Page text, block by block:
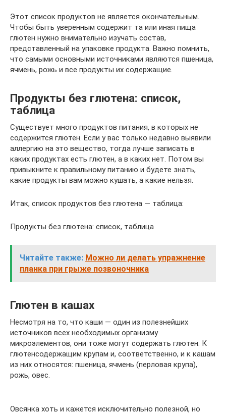
Этот список продуктов не является окончательным.
Чтобы быть уверенным содержит та или иная пища
глютен нужно внимательно изучать состав,
представленный на упаковке продукта. Важно помнить,
что самыми основными источниками являются пшеница,
ячмень, рожь и все продукты их содержащие.
Продукты без глютена: список,
таблица
Существует много продуктов питания, в которых не
содержится глютен. Если у вас только недавно выявили
аллергию на это вещество, тогда лучше записать в
каких продуктах есть глютен, а в каких нет. Потом вы
привыкните к правильному питанию и будете знать,
какие продукты вам можно кушать, а какие нельзя.
Итак, список продуктов без глютена — таблица:
Продукты без глютена: список, таблица
Читайте также: Можно ли делать упражнение
планка при грыже позвоночника
Глютен в кашах
Несмотря на то, что каши — один из полезнейших
источников всех необходимых организму
микроэлементов, они тоже могут содержать глютен. К
глютенсодержащим крупам и, соответственно, и к кашам
из них относятся: пшеница, ячмень (перловая крупа),
рожь, овес.
Овсянка хоть и кажется исключительно полезной, но